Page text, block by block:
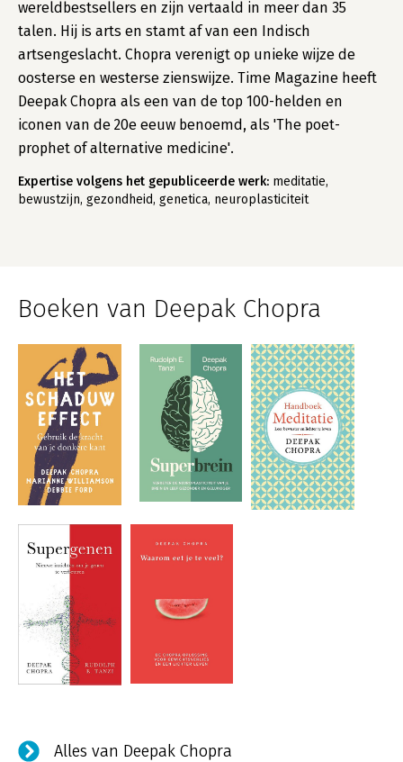
wereldbestsellers en zijn vertaald in meer dan 35
talen. Hij is arts en stamt af van een Indisch
artsengeslacht. Chopra verenigt op unieke wijze de
oosterse en westerse zienswijze. Time Magazine heeft
Deepak Chopra als een van de top 100-helden en
iconen van de 20e eeuw benoemd, als 'The poet-
prophet of alternative medicine'.
Expertise volgens het gepubliceerde werk: meditatie,
bewustzijn, gezondheid, genetica, neuroplasticiteit
Boeken van Deepak Chopra
Alles van Deepak Chopra